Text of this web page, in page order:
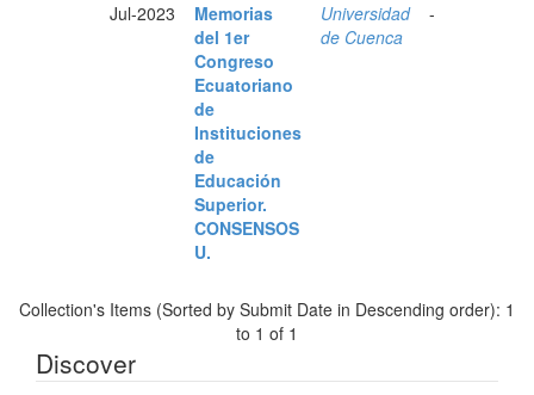
Jul-2023
Memorias
del 1er
Congreso
Ecuatoriano
de
Instituciones
de
Educación
Superior.
CONSENSOS
U.
Universidad
de Cuenca
-
Collection's Items (Sorted by Submit Date in Descending order): 1
to 1 of 1
Discover